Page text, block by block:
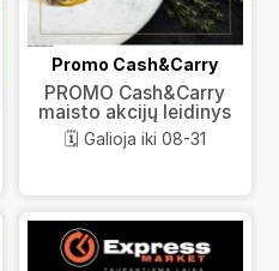
Promo Cash&Carry
PROMO Cash&Carry
maisto akcijų leidinys
🗓️ Galioja iki 08-31